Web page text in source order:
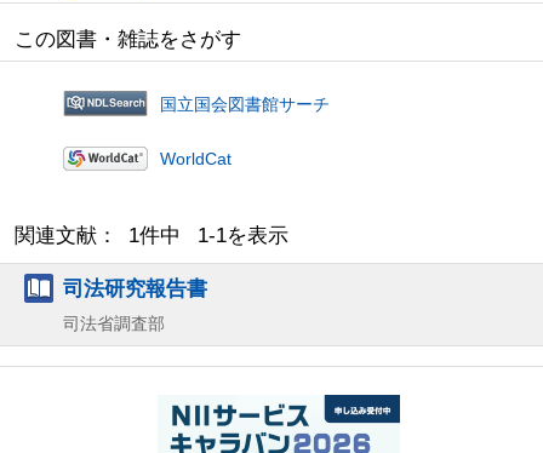
この図書・雑誌をさがす
国立国会図書館サーチ
WorldCat
関連文献： 1件中 1-1を表示
司法研究報告書
司法省調査部